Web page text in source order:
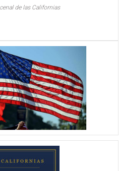
de las Californias